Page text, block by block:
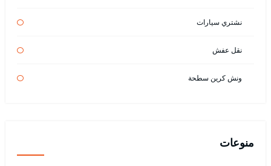
نشتري سيارات
نقل عفش
ونش كرين سطحة
منوعات